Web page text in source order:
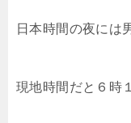
日本時間の夜には
現地時間だと６時